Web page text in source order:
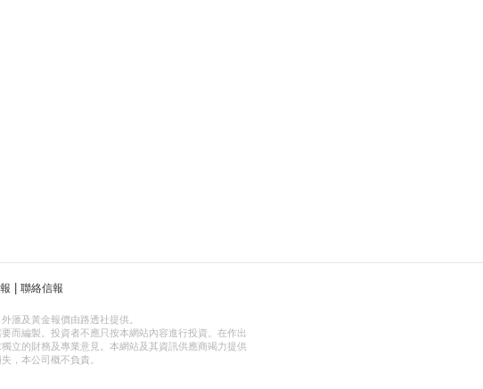
聯絡信報
滙及黃金報價由路透社提供。
而編製。投資者不應只按本網站內容進行投資。在作出
立的財務及專業意見。本網站及其資訊供應商竭力提供
，本公司概不負責。